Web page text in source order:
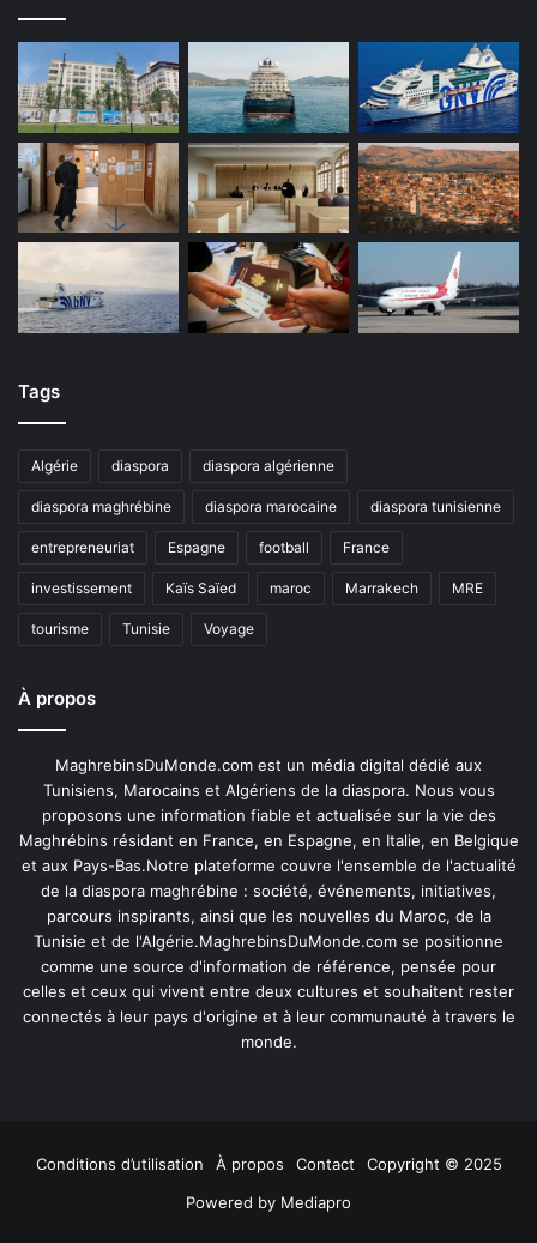
Tags
Algérie diaspora diaspora algérienne
diaspora maghrébine diaspora marocaine diaspora tunisienne
entrepreneuriat Espagne football France
investissement Kaïs Saïed maroc Marrakech MRE
tourisme Tunisie Voyage
À propos
MaghrebinsDuMonde.com est un média digital dédié aux
Tunisiens, Marocains et Algériens de la diaspora. Nous vous
proposons une information fiable et actualisée sur la vie des
Maghrébins résidant en France, en Espagne, en Italie, en Belgique
et aux Pays-Bas.Notre plateforme couvre l'ensemble de l'actualité
de la diaspora maghrébine : société, événements, initiatives,
parcours inspirants, ainsi que les nouvelles du Maroc, de la
Tunisie et de l'Algérie.MaghrebinsDuMonde.com se positionne
comme une source d'information de référence, pensée pour
celles et ceux qui vivent entre deux cultures et souhaitent rester
connectés à leur pays d'origine et à leur communauté à travers le
monde.
Conditions d’utilisation À propos Contact
Copyright © 2025
Powered by Mediapro